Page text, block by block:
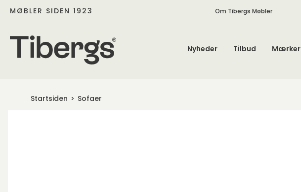
MØBLER SIDEN 1923 Om Tibergs Møbler
Nyheder Tilbud Mærker
Startsiden Sofaer